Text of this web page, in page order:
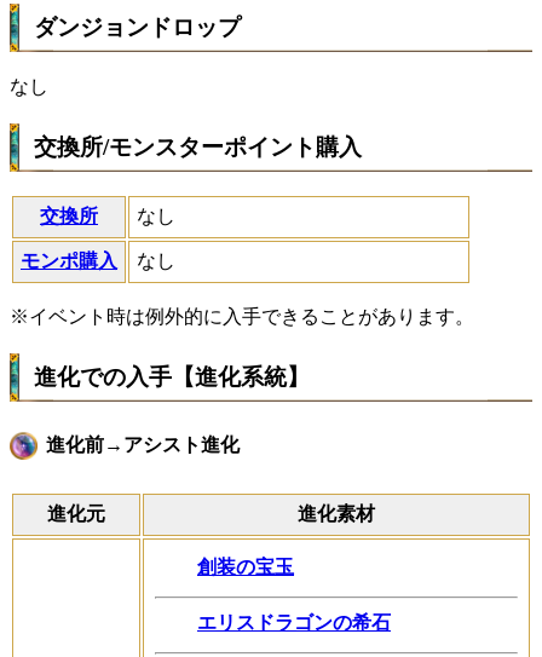
ダンジョンドロップ
なし
交換所/モンスターポイント購入
交換所 なし
モンポ購入 なし
※イベント時は例外的に入手できることがあります。
進化での入手【進化系統】
進化前→アシスト進化
進化元 進化素材
創装の宝玉
エリスドラゴンの希石